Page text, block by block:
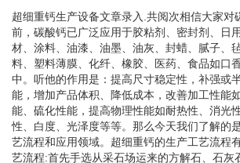
超细重钙生产设备文章录入.共阅次相信大家对
前，碳酸钙已广泛应用于胶粘剂、密封剂、日
材、涂料、油漆、油墨、油灰、封蜡、腻子、
料、塑料薄膜、化纤、橡胶、医药、食品如口
中。听他的作用是：提高尺寸稳定性，补强或
能，增加产品体积、降低成本，改善加工性能
能、硫化性能，提高物理性能如耐热性、消光
性、白度、光泽度等等。那么今天我们了解的
艺流程和应用领域。超细重钙的生产工艺流程
艺流程:首先手选从采石场运来的方解石、石灰